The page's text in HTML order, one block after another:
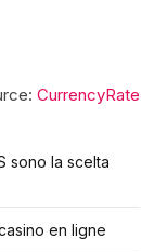
CurrencyRate
sono la scelta
en ligne